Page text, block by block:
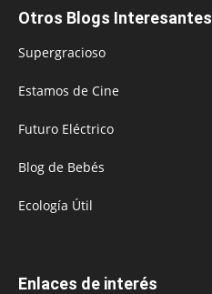
Otros Blogs Interesantes
Supergracioso
Estamos de Cine
Futuro Eléctrico
Blog de Bebés
Ecología Útil
Enlaces de interés